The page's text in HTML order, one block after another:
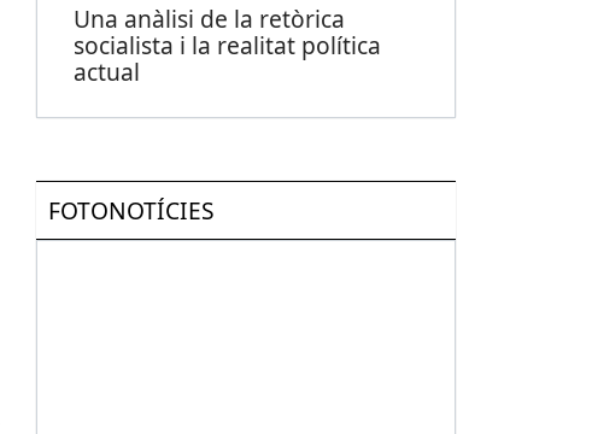
Una anàlisi de la retòrica
socialista i la realitat política
actual
FOTONOTÍCIES